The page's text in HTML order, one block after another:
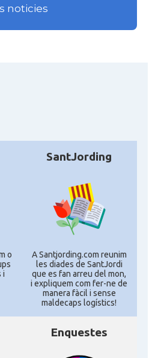
noticies
o
i
SantJording
A Santjording.com reunim
les diades de SantJordi
que es fan arreu del mon,
i expliquem com fer-ne de
manera fàcil i sense
maldecaps logí­stics!
Enquestes